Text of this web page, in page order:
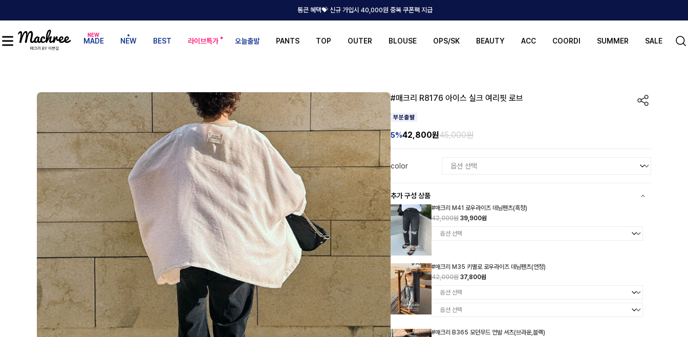
통큰 혜택💝 신규 가입시 40,000원 중복 쿠폰팩 지급
MADE NEW BEST 라이브특가 오늘출발 PANTS TOP OUTER BLOUSE OPS/SK BEAUTY ACC COORDI SUMMER SALE
#매크리 R8176 아이스 실크 여리핏 로브
5%42,800원45,000원
color
추가 구성 상품
#매크리 M41 로우라이즈 데님팬츠(흑청)
42,000원 39,900원
#매크리 M35 키별로 로우라이즈 데님팬츠(연청)
42,000원 37,800원
#매크리 B365 모던무드 언발 셔츠(브라운,블랙)